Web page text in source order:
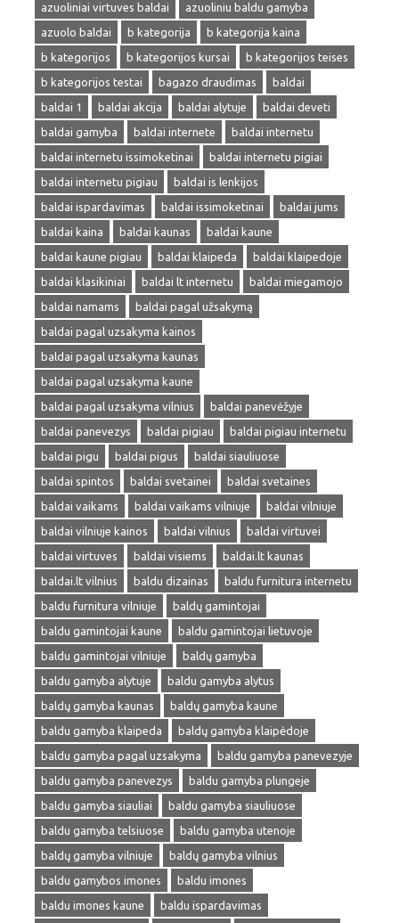
azuoliniai virtuves baldai
azuoliniu baldu gamyba
azuolo baldai
b kategorija
b kategorija kaina
b kategorijos
b kategorijos kursai
b kategorijos teises
b kategorijos testai
bagazo draudimas
baldai
baldai 1
baldai akcija baldai alytuje
baldai deveti
baldai gamyba
baldai internete
baldai internetu
baldai internetu issimoketinai
baldai internetu pigiai
baldai internetu pigiau
baldai is lenkijos
baldai ispardavimas
baldai issimoketinai
baldai jums
baldai kaina
baldai kaunas
baldai kaune
baldai kaune pigiau
baldai klaipeda
baldai klaipedoje
baldai klasikiniai
baldai lt internetu
baldai miegamojo
baldai namams
baldai pagal užsakymą
baldai pagal uzsakyma kainos
baldai pagal uzsakyma kaunas
baldai pagal uzsakyma kaune
baldai pagal uzsakyma vilnius
baldai panevėžyje
baldai panevezys
baldai pigiau
baldai pigiau internetu
baldai pigu
baldai pigus
baldai siauliuose
baldai spintos
baldai svetainei
baldai svetaines
baldai vaikams
baldai vaikams vilniuje
baldai vilniuje
baldai vilniuje kainos
baldai vilnius
baldai virtuvei
baldai virtuves
baldai visiems
baldai.lt kaunas
baldai.lt vilnius
baldu dizainas
baldu furnitura internetu
baldu furnitura vilniuje
baldų gamintojai
baldu gamintojai kaune
baldu gamintojai lietuvoje
baldu gamintojai vilniuje
baldų gamyba
baldu gamyba alytuje
baldu gamyba alytus
baldų gamyba kaunas
baldų gamyba kaune
baldu gamyba klaipeda
baldų gamyba klaipėdoje
baldu gamyba pagal uzsakyma
baldu gamyba panevezyje
baldu gamyba panevezys
baldu gamyba plungeje
baldu gamyba siauliai
baldu gamyba siauliuose
baldu gamyba telsiuose
baldu gamyba utenoje
baldų gamyba vilniuje
baldų gamyba vilnius
baldu gamybos imones
baldu imones
baldu imones kaune
baldu ispardavimas